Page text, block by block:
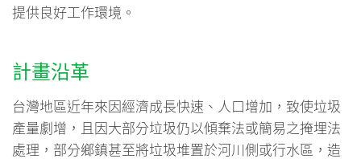
提供良好工作環境。
計畫沿革
台灣地區近年來因經濟成長快速、人口增加，致使垃圾
產量劇增，且因大部分垃圾仍以傾棄法或簡易之掩埋法
處理，部分鄉鎮甚至將垃圾堆置於河川側或行水區，造